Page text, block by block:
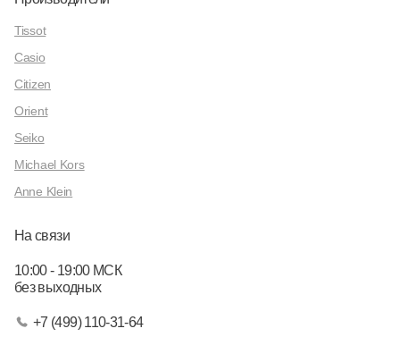
Tissot
Casio
Citizen
Orient
Seiko
Michael Kors
Anne Klein
На связи
10:00 - 19:00 МСК
без выходных
+7 (499) 110-31-64